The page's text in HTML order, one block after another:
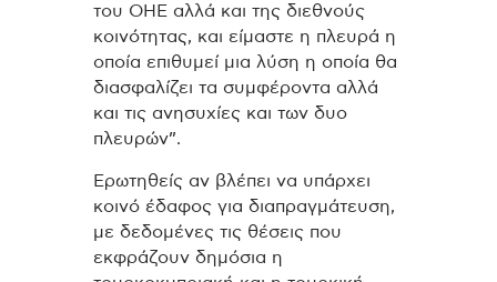
του ΟΗΕ αλλά και της διεθνούς
κοινότητας, και είμαστε η πλευρά η
οποία επιθυμεί μια λύση η οποία θα
διασφαλίζει τα συμφέροντα αλλά
και τις ανησυχίες και των δυο
πλευρών”.
Ερωτηθείς αν βλέπει να υπάρχει
κοινό έδαφος για διαπραγμάτευση,
με δεδομένες τις θέσεις που
εκφράζουν δημόσια η